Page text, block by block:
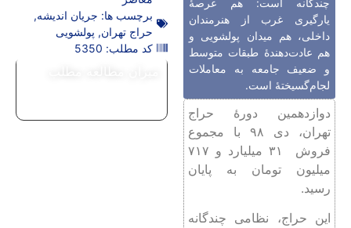
یارگیری غرب از هنرمندان
داخلی، هم میدان پولشویی و
هم عادت‌دهندۀ طبقات متوسط
و ضعیف جامعه به معاملات
لجام‌گسیختۀ است.
دوازدهمین دورۀ حراج
تهران، دی ۹۸ با مجموع
فروش ۳۱ میلیارد و ۷۱۷
میلیون تومان به پایان
رسید.
این حراج، نظامی چندگانه
برچسب ها: جریان اندیشه,
حراج تهران, پولشویی
کد مطلب: 5350